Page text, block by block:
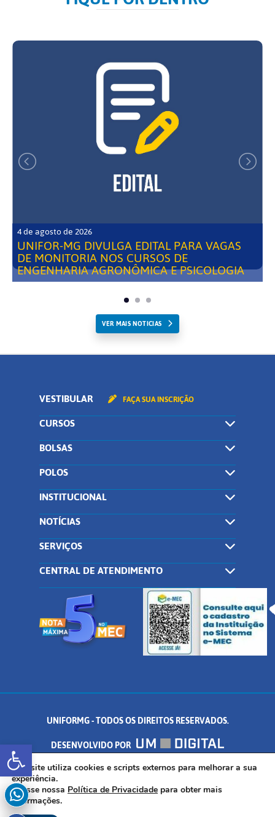
Abrir a barra de ferramentas
4 de agosto de 2026
UNIFOR-MG DIVULGA EDITAL PARA VAGAS
DE MONITORIA NOS CURSOS DE
ENGENHARIA AGRONÔMICA E PSICOLOGIA
VER MAIS NOTICIAS
VESTIBULAR FAÇA SUA INSCRIÇÃO
CURSOS
BOLSAS
POLOS
INSTITUCIONAL
NOTÍCIAS
SERVIÇOS
CENTRAL DE ATENDIMENTO
UNIFORMG - TODOS OS DIREITOS RESERVADOS.
DESENVOLVIDO POR
AV. DR. ARNALDO DE SENNA, 328 - PALMEIRAS, FORMIGA/MG - CEP:
35.574.530
Este site utiliza cookies e scripts externos para melhorar a sua
experiência.
Acesse nossa Política de Privacidade para obter mais
informações.